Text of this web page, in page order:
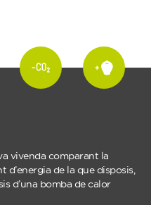
vivenda comparant la
de la que disposis,
d’una bomba de calor